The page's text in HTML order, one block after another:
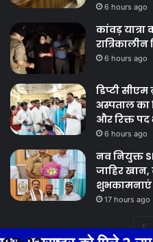
6 hours ago
कांवड़
रात्रिकालीन
6 hours ago
डिप्टी
अस्पताल का
और रिक्त पद
6 hours ago
नव नियुक्त
जाहिर खान,
शुभकामनाएं
17 hours ago